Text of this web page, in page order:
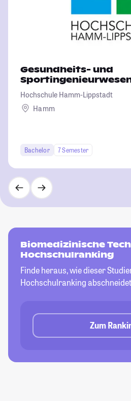
Gesundheits- und
Hochschule Hamm-Lippstadt
Hamm
Bachelor 7 Semester
Biomedizinische
Hochschulranking
Finde heraus, wie dieser
Hochschulranking
Zum